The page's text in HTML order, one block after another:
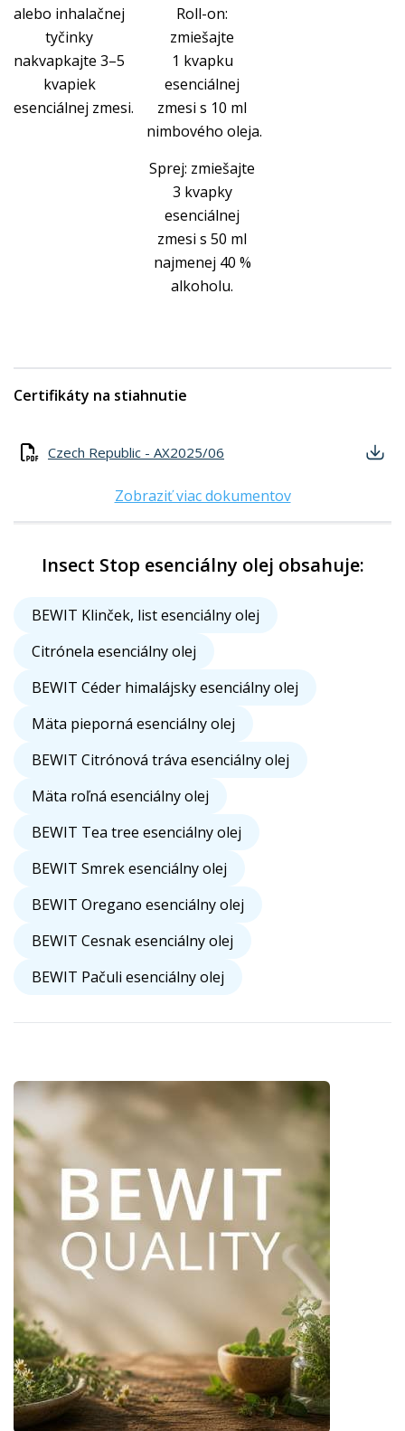
alebo inhalačnej
tyčinky
nakvapkajte 3–5
kvapiek
esenciálnej zmesi.
Roll-on:
zmiešajte
1 kvapku
esenciálnej
zmesi s 10 ml
nimbového oleja.
Sprej: zmiešajte
3 kvapky
esenciálnej
zmesi s 50 ml
najmenej 40 %
alkoholu.
Certifikáty na stiahnutie
Czech Republic - AX2025/06
Zobraziť viac dokumentov
Insect Stop esenciálny olej obsahuje:
BEWIT Klinček, list esenciálny olej
Citrónela esenciálny olej
BEWIT Céder himalájsky esenciálny olej
Mäta pieporná esenciálny olej
BEWIT Citrónová tráva esenciálny olej
Mäta roľná esenciálny olej
BEWIT Tea tree esenciálny olej
BEWIT Smrek esenciálny olej
BEWIT Oregano esenciálny olej
BEWIT Cesnak esenciálny olej
BEWIT Pačuli esenciálny olej